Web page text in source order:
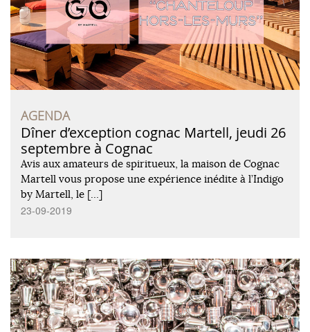
AGENDA
Dîner d’exception cognac Martell, jeudi 26
septembre à Cognac
Avis aux amateurs de spiritueux, la maison de Cognac
Martell vous propose une expérience inédite à l’Indigo
by Martell, le […]
23-09-2019